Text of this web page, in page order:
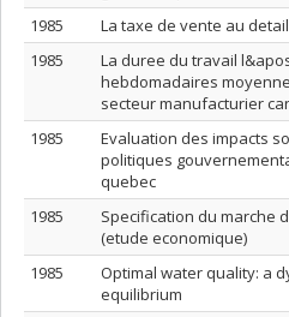
1985
La taxe de vente au
1985
La duree du travail
hebdomadaires
secteur manufacturier
1985
Evaluation des impacts
politiques
quebec
1985
Specification du marche
(etude economique)
1985
Optimal water quality: a
equilibrium